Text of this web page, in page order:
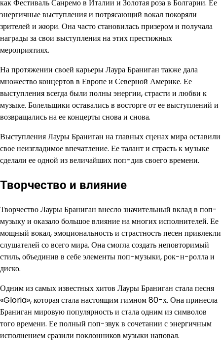
как Фестиваль Санремо в Италии и Золотая роза в Болгарии. Ее
энергичные выступления и потрясающий вокал покоряли
зрителей и жюри. Она часто становилась призером и получала
награды за свои выступления на этих престижных
мероприятиях.
На протяжении своей карьеры Лаура Браниган также дала
множество концертов в Европе и Северной Америке. Ее
выступления всегда были полны энергии, страсти и любви к
музыке. Болельщики оставались в восторге от ее выступлений и
возвращались на ее концерты снова и снова.
Выступления Лауры Браниган на главных сценах мира оставили
свое неизгладимое впечатление. Ее талант и страсть к музыке
сделали ее одной из величайших поп-див своего времени.
Творчество и влияние
Творчество Лауры Браниган внесло значительный вклад в поп-
музыку и оказало большое влияние на многих исполнителей. Ее
мощный вокал, эмоциональность и страстность песен привлекли
слушателей со всего мира. Она смогла создать неповторимый
стиль, объединив в себе элементы поп-музыки, рок-н-ролла и
диско.
Одним из самых известных хитов Лауры Браниган стала песня
«Gloria», которая стала настоящим гимном 80-х. Она принесла
Браниган мировую популярность и стала одним из символов
того времени. Ее полный поп-звук в сочетании с энергичным
исполнением сразили поклонников музыки наповал.